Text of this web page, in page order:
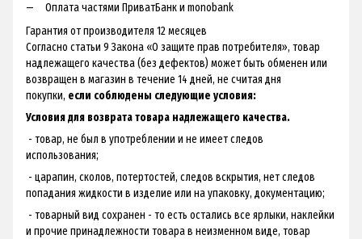
Оплата частями ПриватБанк и monobank
Гарантия от производителя 12 месяцев
Согласно статьи 9 Закона «О защите прав потребителя», товар
надлежащего качества (без дефектов) может быть обменен или
возвращен в магазин в течение 14 дней, не считая дня
покупки, если соблюдены следующие условия:
Условия для возврата товара надлежащего качества.
- товар, не был в употреблении и не имеет следов
использования;
- царапин, сколов, потертостей, следов вскрытия, нет следов
попадания жидкости в изделие или на упаковку, документацию;
- товарный вид сохранен - ​​то есть остались все ярлыки, наклейки
и прочие принадлежности товара в неизменном виде, товар